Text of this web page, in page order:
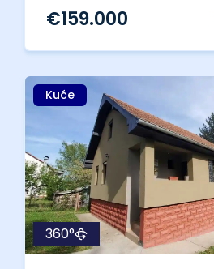
€159.000
Kuće
360°